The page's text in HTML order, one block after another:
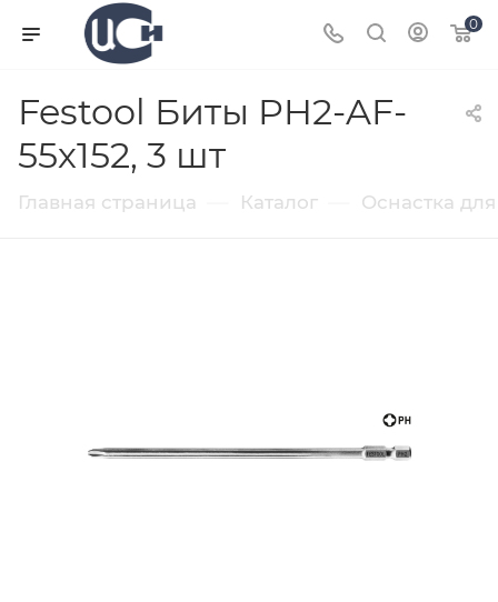
0
Festool Биты PH2-AF-
55х152, 3 шт
Главная страница Каталог Оснастка